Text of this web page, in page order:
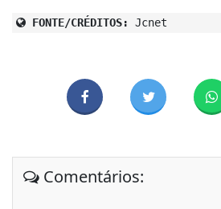
FONTE/CRÉDITOS: Jcnet
Comentários: